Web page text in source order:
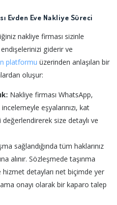
Evden Eve Nakliye Süreci
nakliye firması sizinle
giderir ve
platformu üzerinden anlaşılan bir
oluşur:
Nakliye firması WhatsApp,
eşyalarınızı, kat
size detaylı ve
sağlandığında tüm haklarınız
alınır. Sözleşmede taşınma
detayları net biçimde yer
onayı olarak bir kaparo talep